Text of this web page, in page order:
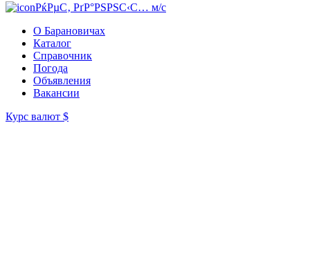
РќРµС‚ РґР°РЅРЅС‹С… м/с
О Барановичах
Каталог
Справочник
Погода
Объявления
Вакансии
Курс валют $